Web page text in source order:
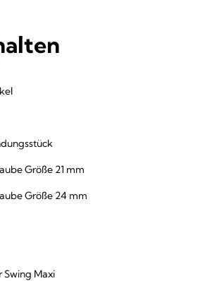
Größe 21 mm
Größe 24 mm
Swing Maxi